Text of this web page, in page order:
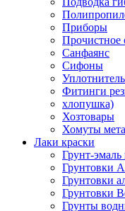
Приборы
Прочистное
Санфаянс
Сифоны
Фитинги
хлопушка)
Хозтовары
Хомуты
Лаки краски
Грунт-эмаль
Грунтовки
Грунтовки
Грунтовки
Грунты